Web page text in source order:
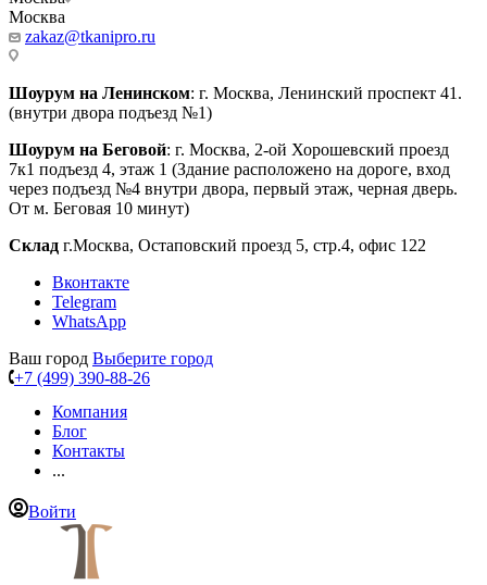
Москва
zakaz@tkanipro.ru
Шоурум на Ленинском: г. Москва, Ленинский проспект 41.
(внутри двора подъезд №1)
Шоурум на Беговой: г. Москва, 2-ой Хорошевский проезд
7к1 подъезд 4, этаж 1 (Здание расположено на дороге, вход
через подъезд №4 внутри двора, первый этаж, черная дверь.
От м. Беговая 10 минут)
Склад г.Москва, Остаповский проезд 5, стр.4, офис 122
Вконтакте
Telegram
WhatsApp
Ваш город Выберите город
+7 (499) 390-88-26
Компания
Блог
Контакты
...
Войти